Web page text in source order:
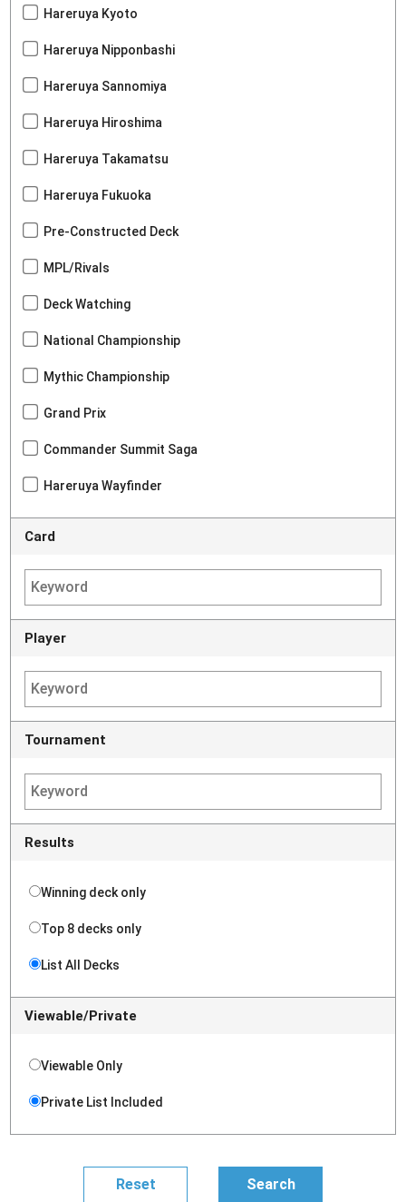
Hareruya Kyoto
Hareruya Nipponbashi
Hareruya Sannomiya
Hareruya Hiroshima
Hareruya Takamatsu
Hareruya Fukuoka
Pre-Constructed Deck
MPL/Rivals
Deck Watching
National Championship
Mythic Championship
Grand Prix
Commander Summit Saga
Hareruya Wayfinder
Card
Player
Tournament
Results
Winning deck only
Top 8 decks only
List All Decks
Viewable/Private
Viewable Only
Private List Included